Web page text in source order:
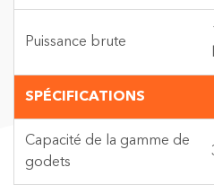
Puissance brute
SPÉCIFICATIONS
Capacité de la gamme de
godets